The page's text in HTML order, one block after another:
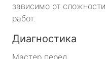
зависимо от сложности
работ.
Диагностика
Мастер перед